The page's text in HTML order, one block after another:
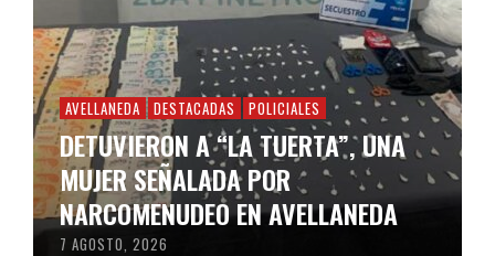
AVELLANEDA DESTACADAS POLICIALES
DETUVIERON A “LA TUERTA”, UNA
MUJER SEÑALADA POR
NARCOMENUDEO EN AVELLANEDA
7 AGOSTO, 2026